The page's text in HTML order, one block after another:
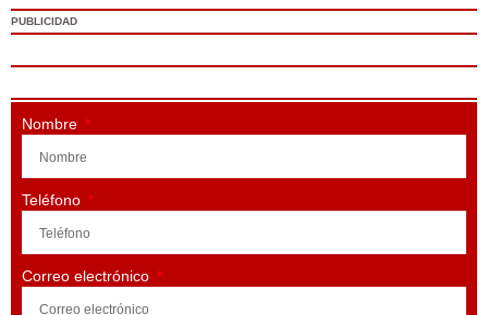
PUBLICIDAD
Nombre
Teléfono
Correo electrónico